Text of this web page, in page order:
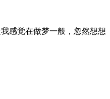
感觉在做梦一般，忽然想想